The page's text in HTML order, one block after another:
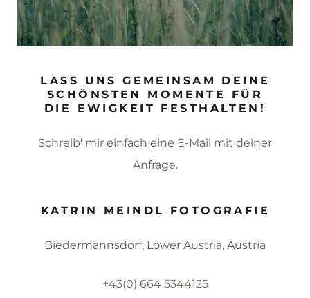
LASS UNS GEMEINSAM DEINE
SCHÖNSTEN MOMENTE FÜR
DIE EWIGKEIT FESTHALTEN!
Schreib' mir einfach eine E-Mail mit deiner
Anfrage.
KATRIN MEINDL FOTOGRAFIE
Biedermannsdorf, Lower Austria, Austria
+43(0) 664 5344125